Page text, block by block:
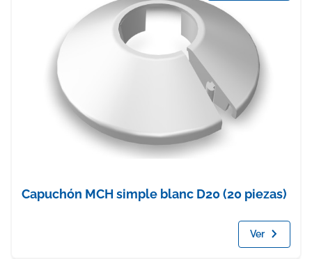
Capuchón MCH simple blanc D20 (20 piezas)
Ver